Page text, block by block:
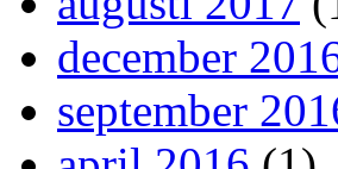
december
september